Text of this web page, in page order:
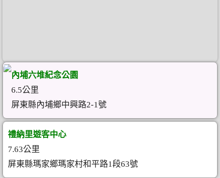
內埔六堆紀念公園
6.5公里
屏東縣內埔鄉中興路2-1號
禮納里遊客中心
7.63公里
屏東縣瑪家鄉瑪家村和平路1段63號